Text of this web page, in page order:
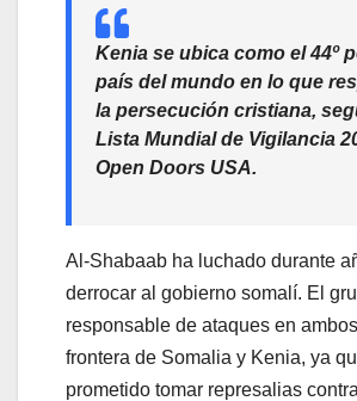
Kenia se ubica como el 44º
país del mundo en lo que
la persecución cristiana,
Lista Mundial de Vigilancia
Open Doors USA.
Al-Shabaab ha luchado durante
derrocar al gobierno somalí. El
responsable de ataques en
frontera de Somalia y Kenia, ya
prometido tomar represalias